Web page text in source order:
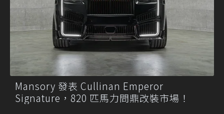
Mansory 發表 Cullinan Emperor
Signature，820 匹馬力問鼎改裝市場！